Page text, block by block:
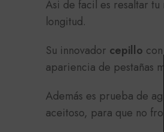
Asi de facil es resaltar tu
longitud.
Su innovador cepillo
apariencia de pestañas
Además es prueba de
aceitoso, para que no